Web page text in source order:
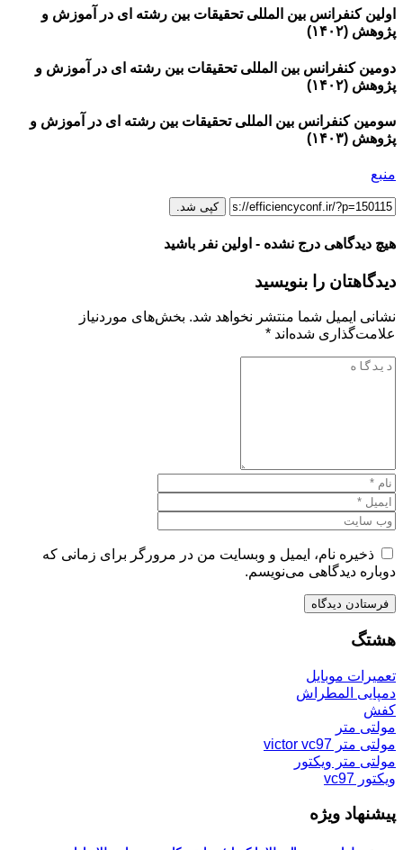
اولین کنفرانس بین المللی تحقیقات بین رشته ای در آموزش و
پژوهش (۱۴۰۲)
دومین کنفرانس بین المللی تحقیقات بین رشته ای در آموزش و
پژوهش (۱۴۰۲)
سومین کنفرانس بین المللی تحقیقات بین رشته ای در آموزش و
پژوهش (۱۴۰۳)
منبع
کپی شد.
هیچ دیدگاهی درج نشده - اولین نفر باشید
دیدگاهتان را بنویسید
نشانی ایمیل شما منتشر نخواهد شد. بخش‌های موردنیاز
علامت‌گذاری شده‌اند *
ذخیره نام، ایمیل و وبسایت من در مرورگر برای زمانی که
دوباره دیدگاهی می‌نویسم.
هشتگ
تعمیرات موبایل
دمپایی المطراش
کفش
مولتی متر
مولتی متر victor vc97
مولتی متر ویکتور
ویکتور vc97
پیشنهاد ویژه